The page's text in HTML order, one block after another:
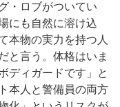
・ロブがついてい
にも自然に溶け込
本物の実力を持つ人
と言う。体格はいま
ディガードです」と
本人と警備員の両方